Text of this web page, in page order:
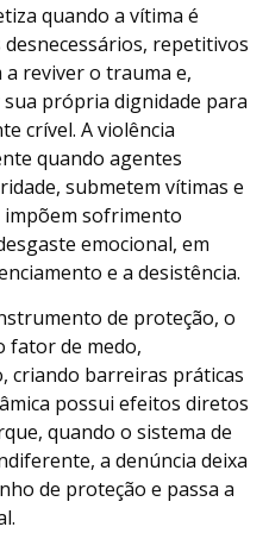
quando a vítima é
repetitivos
reviver o trauma e,
própria dignidade para
crível. A violência
quando agentes
submetem vítimas e
sofrimento
emocional, em
e a desistência.
de proteção, o
fator de medo,
criando barreiras práticas
possui efeitos diretos
quando o sistema de
a denúncia deixa
de proteção e passa a